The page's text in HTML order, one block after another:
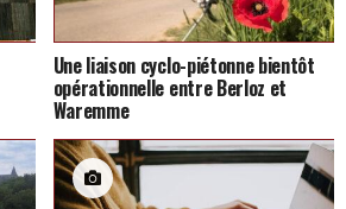
Une liaison cyclo-piétonne bientôt
opérationnelle entre Berloz et
Waremme